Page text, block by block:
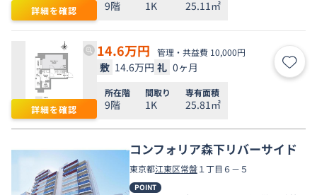
詳細を確認 9階 1K 25.11㎡
詳細を確認
14.6万円 管理・共益費 10,000円
敷 14.6万円 礼 0ヶ月 お気
所在階
9階
間取り
1K
専有面積
25.81㎡
コンフォリア森下リバーサイド
東京都江東区常盤１丁目６－５
POINT